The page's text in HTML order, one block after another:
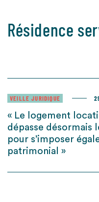
Résidence
VEILLE JURIDIQUE
« Le logement
dépasse désormais
pour s’imposer
patrimonial »